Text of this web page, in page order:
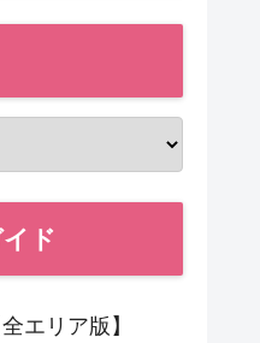
ド
エリア版】